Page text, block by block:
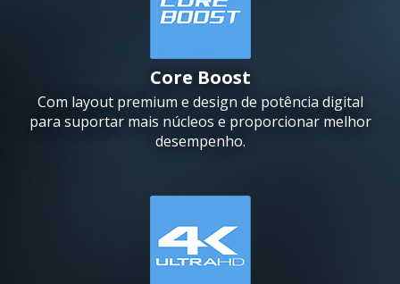
Core Boost
Com layout premium e design de potência digital
para suportar mais núcleos e proporcionar melhor
desempenho.